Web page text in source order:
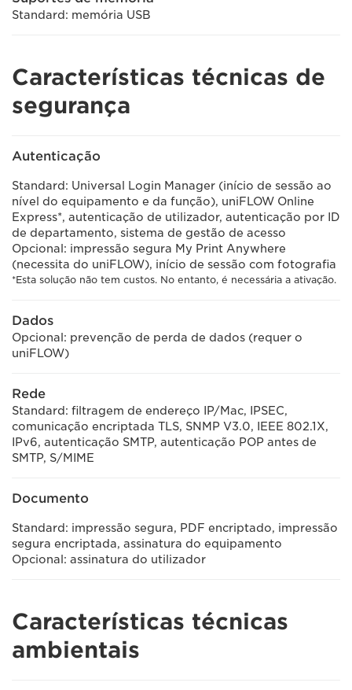
Standard: memória USB
Características técnicas de
segurança
Autenticação
Standard: Universal Login Manager (início de sessão ao
nível do equipamento e da função), uniFLOW Online
Express*, autenticação de utilizador, autenticação por ID
de departamento, sistema de gestão de acesso
Opcional: impressão segura My Print Anywhere
(necessita do uniFLOW), início de sessão com fotografia
*Esta solução não tem custos. No entanto, é necessária a ativação.
Dados
Opcional: prevenção de perda de dados (requer o
uniFLOW)
Rede
Standard: filtragem de endereço IP/Mac, IPSEC,
comunicação encriptada TLS, SNMP V3.0, IEEE 802.1X,
IPv6, autenticação SMTP, autenticação POP antes de
SMTP, S/MIME
Documento
Standard: impressão segura, PDF encriptado, impressão
segura encriptada, assinatura do equipamento
Opcional: assinatura do utilizador
Características técnicas
ambientais